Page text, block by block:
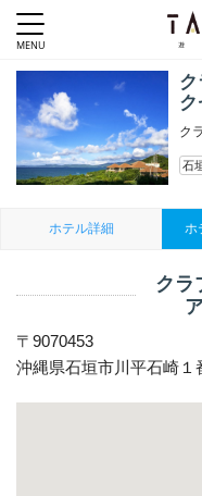
ク
石
ホテル詳細 ホ
クラ
〒9070453
沖縄県石垣市川平石崎１